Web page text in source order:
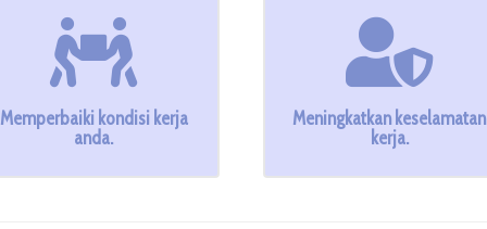
Memperbaiki kondisi kerja
anda.
Meningkatkan keselamatan
kerja.